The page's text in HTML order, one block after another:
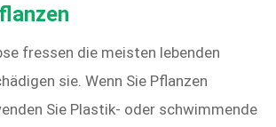
fressen die meisten lebenden
sie. Wenn Sie Pflanzen
Sie Plastik- oder schwimmende